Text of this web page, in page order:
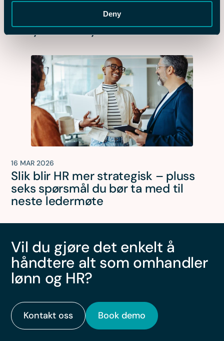
Deny
16 MAR 2026
Veiledning: Slik beregner du ROI for
et nytt HRM-system
16 MAR 2026
Slik blir HR mer strategisk – pluss
seks spørsmål du bør ta med til
neste ledermøte
Vil du gjøre det enkelt å
håndtere alt som omhandler
lønn og HR?
Kontakt oss Book demo